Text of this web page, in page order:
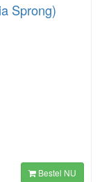
Sprong)
Bestel NU